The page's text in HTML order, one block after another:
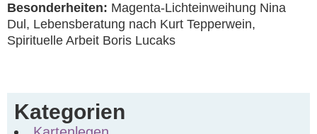
Besonderheiten: Magenta-Lichteinweihung Nina
Dul, Lebensberatung nach Kurt Tepperwein,
Spirituelle Arbeit Boris Lucaks
Kategorien